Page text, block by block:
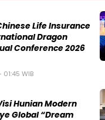
Life Insurance
Dragon
Conference 2026
WIB
Hunian Modern
Global “Dream